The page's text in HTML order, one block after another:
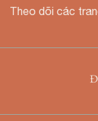
Theo dõi các